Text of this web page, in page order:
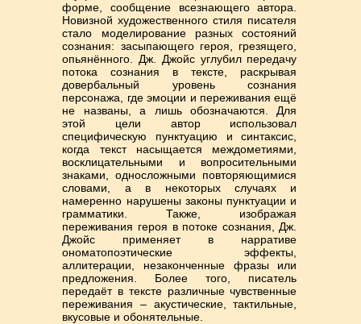
форме, сообщение всезнающего автора.
Новизной художественного стиля писателя
стало моделирование разных состояний
сознания: засыпающего героя, грезящего,
опьянённого. Дж. Джойс углубил передачу
потока сознания в тексте, раскрывая
довербальный уровень сознания
персонажа, где эмоции и переживания ещё
не названы, а лишь обозначаются. Для
этой цели автор использовал
специфическую пунктуацию и синтаксис,
когда текст насыщается междометиями,
восклицательными и вопросительными
знаками, односложными повторяющимися
словами, а в некоторых случаях и
намеренно нарушены законы пунктуации и
грамматики. Также, изображая
переживания героя в потоке сознания, Дж.
Джойс применяет в нарративе
ономатопоэтические эффекты,
аллитерации, незаконченные фразы или
предложения. Более того, писатель
передаёт в тексте различные чувственные
переживания – акустические, тактильные,
вкусовые и обонятельные.